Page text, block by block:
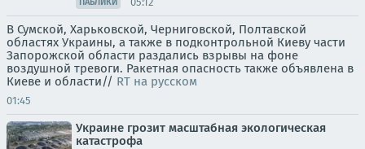
В Сумской, Харьковской, Черниговской, Полтавской
областях Украины, а также в подконтрольной Киеву части
Запорожской области раздались взрывы на фоне
воздушной тревоги. Ракетная опасность также объявлена в
Киеве и области// RT на русском
01:45
Украине грозит масштабная экологическая
катастрофа